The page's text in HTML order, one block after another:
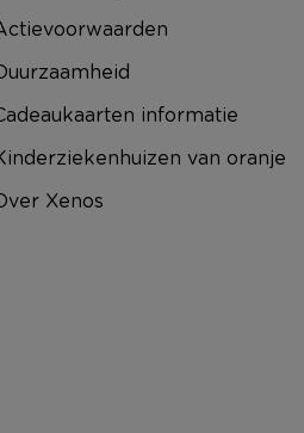
informatie
van oranje
Xenos